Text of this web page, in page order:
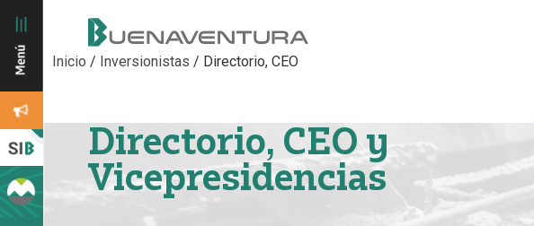
Inicio / Inversionistas / Directorio, CEO
Directorio, CEO y
Vicepresidencias